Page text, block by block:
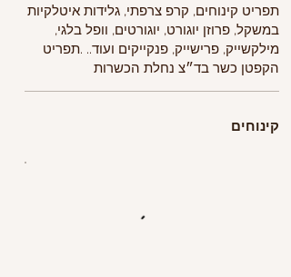
תפריט קינוחים, קרפ צרפתי, גלידות איטלקיות
במשקל, פרוזן יוגורט, יוגורטים, וופל בלגי,
מילקשייק, פרישייק, פנקייקים ועוד.. .תפריט
הקפטן כשר בד״צ נחלת הכשרות
קינוחים